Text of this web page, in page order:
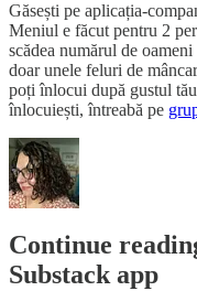
Găsești pe aplicația-
Meniul e făcut pentru 2
scădea numărul de
doar unele feluri de
poți înlocui după gustul
înlocuiești, întreabă pe
Continue
Substack app